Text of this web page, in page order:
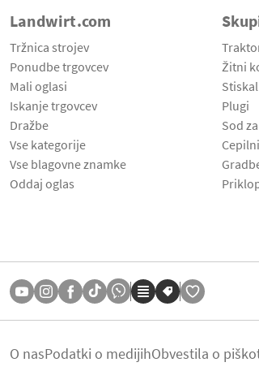
Landwirt.com
Tržnica strojev
Ponudbe trgovcev
Mali oglasi
Iskanje trgovcev
Dražbe
Vse kategorije
Vse blagovne znamke
Oddaj oglas
Žitni
Plugi
Sod
O nasPodatki o medijihObvestila o